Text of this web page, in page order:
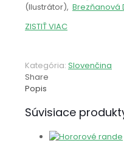
(Ilustrátor), Brezňanová
ZISTIŤ VIAC
Kategória: Slovenčina
Share
Popis
Súvisiace